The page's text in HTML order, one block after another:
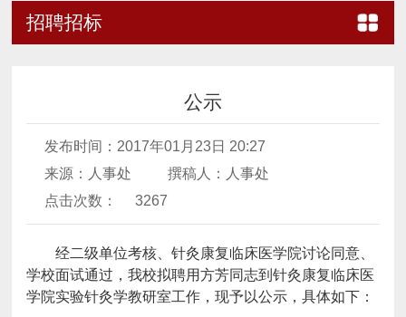
招聘招标
公示
发布时间：2017年01月23日 20:27
来源：人事处
撰稿人：人事处
点击次数：
3267
经二级单位考核、针灸康复临床医学院讨论同意、
学校面试通过，我校拟聘用方芳同志到针灸康复临床医
学院实验针灸学教研室工作，现予以公示，具体如下：